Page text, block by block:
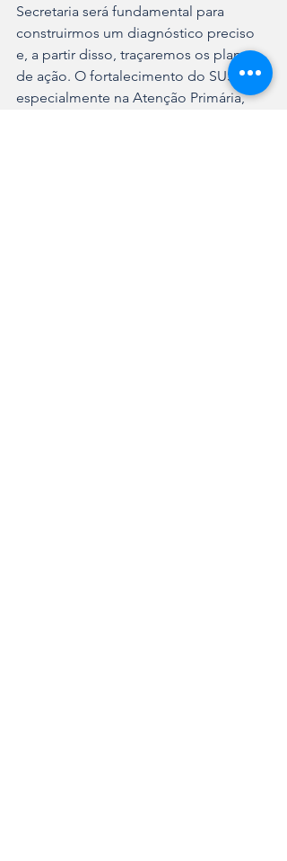
Secretaria será fundamental para
construirmos um diagnóstico preciso
e, a partir disso, traçaremos os planos
de ação. O fortalecimento do SUS,
especialmente na Atenção Primária,